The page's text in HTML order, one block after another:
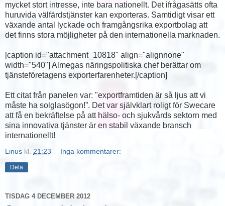
mycket stort intresse, inte bara nationellt. Det ifrågasätts ofta
huruvida välfärdstjänster kan exporteras. Samtidigt visar ett
växande antal lyckade och framgångsrika exportbolag att
det finns stora möjligheter på den internationella marknaden.
[caption id="attachment_10818" align="alignnone"
width="540"] Almegas näringspolitiska chef berättar om
tjänsteföretagens exporterfarenheter.[/caption]
Ett citat från panelen var: "exportframtiden är så ljus att vi
måste ha solglasögon!”. Det var självklart roligt för Swecare
att få en bekräftelse på att hälso- och sjukvårds sektorn med
sina innovativa tjänster är en stabil växande bransch
internationellt!
Linus kl. 21:23 Inga kommentarer:
Dela
TISDAG 4 DECEMBER 2012